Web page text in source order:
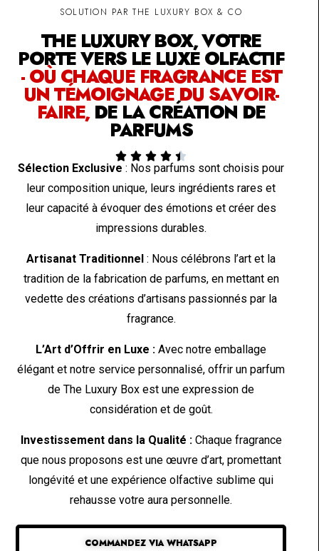
SOLUTION PAR THE LUXURY BOX & CO
THE LUXURY BOX, VOTRE
PORTE VERS LE LUXE OLFACTIF
- OÙ CHAQUE FRAGRANCE EST
UN TÉMOIGNAGE DU SAVOIR-
FAIRE,DE LA CRÉATION DE
PARFUMS
    
Sélection Exclusive : Nos parfums sont choisis pour
leur composition unique, leurs ingrédients rares et
leur capacité à évoquer des émotions et créer des
impressions durables.
Artisanat Traditionnel : Nous célébrons l’art et la
tradition de la fabrication de parfums, en mettant en
vedette des créations d’artisans passionnés par la
fragrance.
L’Art d’Offrir en Luxe : Avec notre emballage
élégant et notre service personnalisé, offrir un parfum
de The Luxury Box est une expression de
considération et de goût.
Investissement dans la Qualité :Chaque fragrance
que nous proposons est une œuvre d’art, promettant
longévité et une expérience olfactive sublime qui
rehausse votre aura personnelle.
COMMANDEZ VIA WHATSAPP